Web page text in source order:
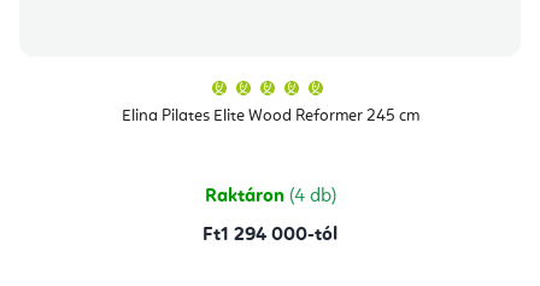
Elina Pilates Elite Wood Reformer 245 cm
átlagos
értékelése
csillag.
Raktáron (4 db)
Ft1 294 000-tól